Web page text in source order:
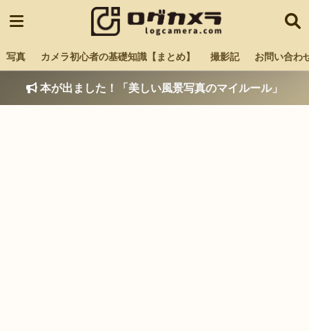
写真 カメラ初心者の基礎知識【まとめ】 撮影記 お問い合わ
本が出ました！「美しい風景写真のマイルール」